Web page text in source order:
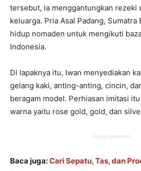
tersebut, ia menggantungkan rezeki
keluarga. Pria Asal Padang, Sumatra
hidup nomaden untuk mengikuti
Indonesia.
Di lapaknya itu, Iwan menyediakan
gelang kaki, anting-anting, cincin,
beragam model. Perhiasan imitasi
warna yaitu rose gold, gold, dan
-Advertisement-
Baca juga:Cari Sepatu, Tas, dan